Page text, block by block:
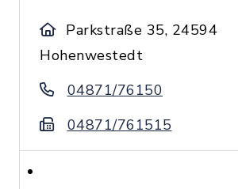
Parkstraße 35, 24594
Hohenwestedt
04871/76150
04871/761515